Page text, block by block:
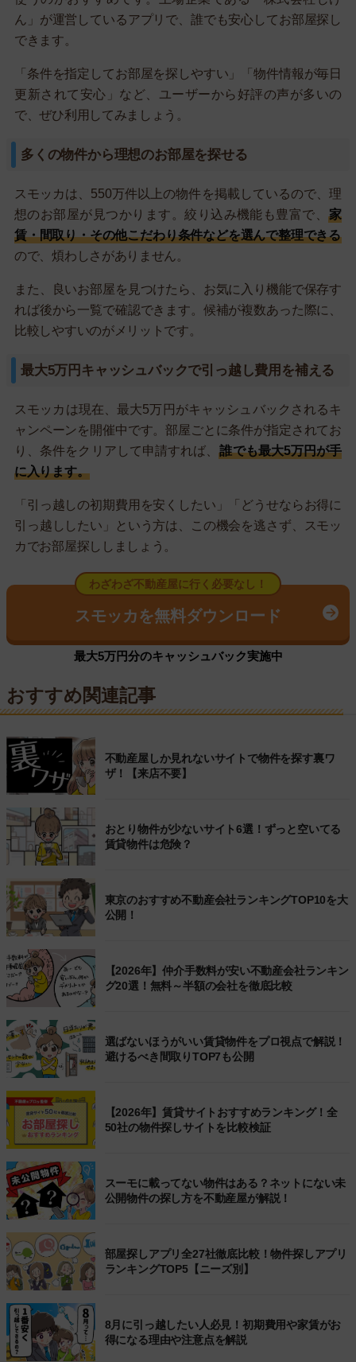
ん」が運営しているアプリで、誰でも安心してお部屋探し
できます。
「条件を指定してお部屋を探しやすい」「物件情報が毎日
更新されて安心」など、ユーザーから好評の声が多いの
で、ぜひ利用してみましょう。
多くの物件から理想のお部屋を探せる
スモッカは、550万件以上の物件を掲載しているので、理
想のお部屋が見つかります。絞り込み機能も豊富で、家
賃・間取り・その他こだわり条件などを選んで整理できる
ので、煩わしさがありません。
また、良いお部屋を見つけたら、お気に入り機能で保存す
れば後から一覧で確認できます。候補が複数あった際に、
比較しやすいのがメリットです。
最大5万円キャッシュバックで引っ越し費用を補える
スモッカは現在、最大5万円がキャッシュバックされるキ
ャンペーンを開催中です。部屋ごとに条件が指定されてお
り、条件をクリアして申請すれば、誰でも最大5万円が手
に入ります。
「引っ越しの初期費用を安くしたい」「どうせならお得に
引っ越ししたい」という方は、この機会を逃さず、スモッ
カでお部屋探ししましょう。
わざわざ不動産屋に行く必要なし！
スモッカを無料ダウンロード
最大5万円分のキャッシュバック実施中
おすすめ関連記事
不動産屋しか見れないサイトで物件を探す裏ワ
ザ！【来店不要】
おとり物件が少ないサイト6選！ずっと空いてる
賃貸物件は危険？
東京のおすすめ不動産会社ランキングTOP10を大
公開！
【2026年】仲介手数料が安い不動産会社ランキン
グ20選！無料～半額の会社を徹底比較
選ばないほうがいい賃貸物件をプロ視点で解説！
避けるべき間取りTOP7も公開
【2026年】賃貸サイトおすすめランキング！全
50社の物件探しサイトを比較検証
スーモに載ってない物件はある？ネットにない未
公開物件の探し方を不動産屋が解説！
部屋探しアプリ全27社徹底比較！物件探しアプリ
ランキングTOP5【ニーズ別】
8月に引っ越したい人必見！初期費用や家賃がお
得になる理由や注意点を解説